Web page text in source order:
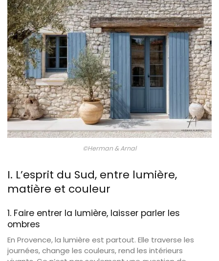
©Herman & Arnal
I. L’esprit du Sud, entre lumière,
matière et couleur
1. Faire entrer la lumière, laisser parler les
ombres
En Provence, la lumière est partout. Elle traverse les
journées, change les couleurs, rend les intérieurs